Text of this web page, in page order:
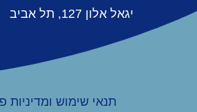
יגאל אלון 127, תל אביב
תנאי שימוש ומדיניות